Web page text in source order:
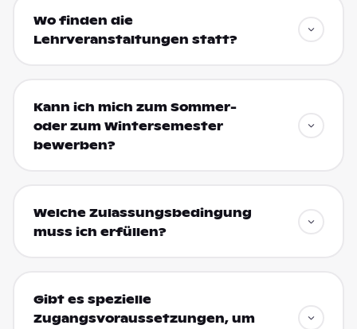
Wo finden die
Lehrveranstaltungen statt?
Kann ich mich zum Sommer-
oder zum Wintersemester
bewerben?
Welche Zulassungsbedingung
muss ich erfüllen?
Gibt es spezielle
Zugangsvoraussetzungen, um